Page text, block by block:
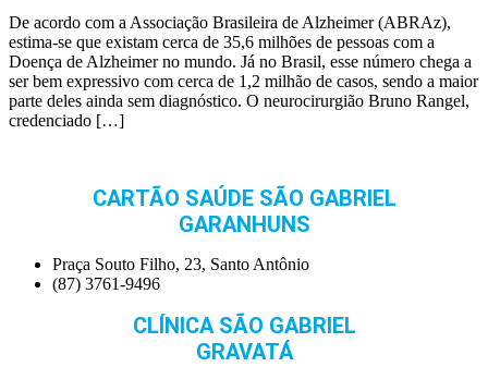
De acordo com a Associação Brasileira de Alzheimer (ABRAz),
estima-se que existam cerca de 35,6 milhões de pessoas com a
Doença de Alzheimer no mundo. Já no Brasil, esse número chega a
ser bem expressivo com cerca de 1,2 milhão de casos, sendo a maior
parte deles ainda sem diagnóstico. O neurocirurgião Bruno Rangel,
credenciado […]
CARTÃO SAÚDE SÃO GABRIEL
GARANHUNS
Praça Souto Filho, 23, Santo Antônio
(87) 3761-9496
CLÍNICA SÃO GABRIEL
GRAVATÁ